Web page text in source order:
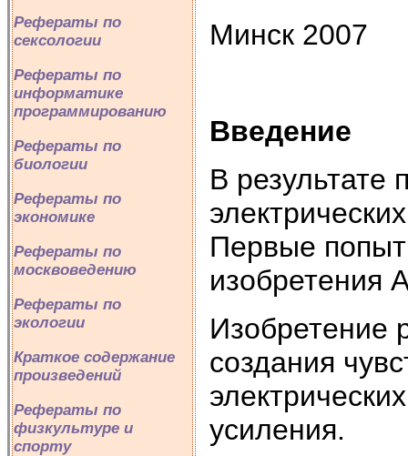
Рефераты по
сексологии
Рефераты по
информатике
программированию
Рефераты по
биологии
Рефераты по
экономике
Рефераты по
москвоведению
Рефераты по
экологии
Краткое содержание
произведений
Рефераты по
физкультуре и
спорту
Минск 2007
Введение
В результате
Первые
изобретения
Изобретение
создания
усиления.